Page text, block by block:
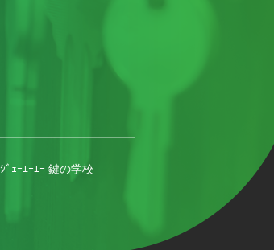
ｼﾞｪｰｴｰｴｰ 鍵の学校